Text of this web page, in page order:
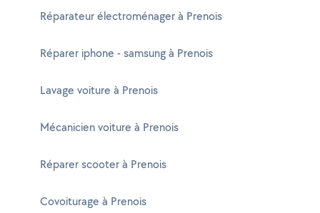
Réparateur électroménager à Prenois
Réparer iphone - samsung à Prenois
Lavage voiture à Prenois
Mécanicien voiture à Prenois
Réparer scooter à Prenois
Covoiturage à Prenois